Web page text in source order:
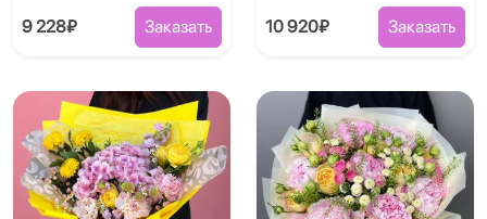
9 228₽ Заказать 10 920₽ Заказать